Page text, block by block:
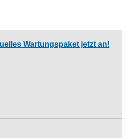
Wartungspaket jetzt an!